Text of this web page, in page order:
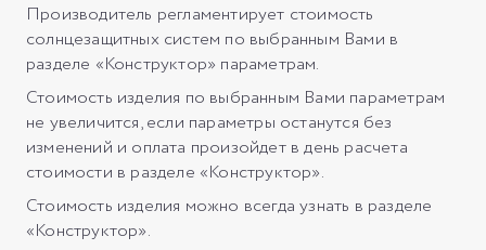
Производитель регламентирует стоимость
солнцезащитных систем по выбранным Вами в
разделе «Конструктор» параметрам.
Стоимость изделия по выбранным Вами параметрам
не увеличится, если параметры останутся без
изменений и оплата произойдет в день расчета
стоимости в разделе «Конструктор».
Стоимость изделия можно всегда узнать в разделе
«Конструктор».